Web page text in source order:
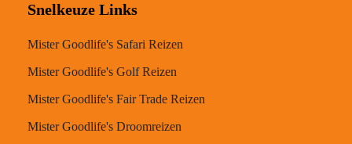
Snelkeuze Links
Mister Goodlife's Safari Reizen
Mister Goodlife's Golf Reizen
Mister Goodlife's Fair Trade Reizen
Mister Goodlife's Droomreizen